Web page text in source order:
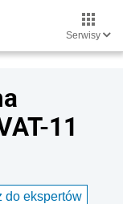
Serwisy
11
do ekspertów